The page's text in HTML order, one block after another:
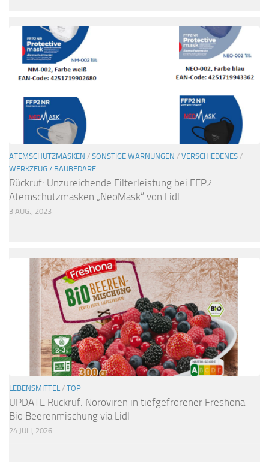
ATEMSCHUTZMASKEN / SONSTIGE WARNUNGEN / VERSCHIEDENES /
WERKZEUG / BAUBEDARF
Rückruf: Unzureichende Filterleistung bei FFP2
Atemschutzmasken „NeoMask“ von Lidl
3 AUG., 2023
LEBENSMITTEL / TOP
UPDATE Rückruf: Noroviren in tiefgefrorener Freshona
Bio Beerenmischung via Lidl
24 JULI, 2026